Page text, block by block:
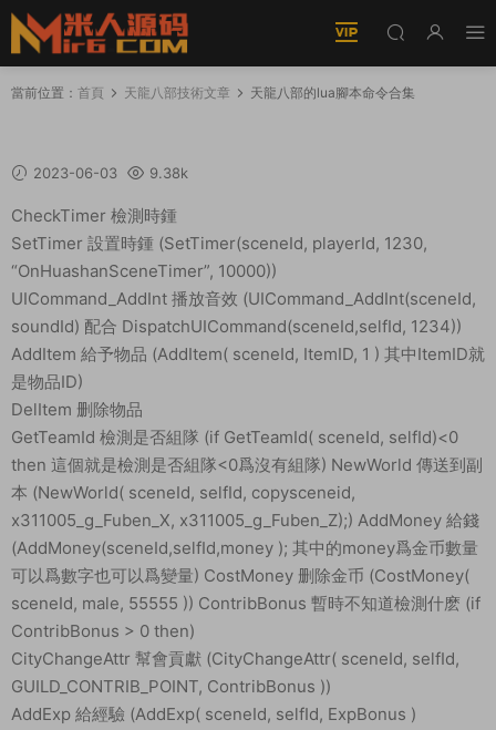
當前位置： 首頁 天龍八部技術文章 天龍八部的lua腳本命令合集
2023-06-03 9.38k
CheckTimer 檢測時鍾
SetTimer 設置時鍾 (SetTimer(sceneId, playerId, 1230,
“OnHuashanSceneTimer”, 10000))
UICommand_AddInt 播放音效 (UICommand_AddInt(sceneId,
soundId) 配合 DispatchUICommand(sceneId,selfId, 1234))
AddItem 給予物品 (AddItem( sceneId, ItemID, 1 ) 其中ItemID就
是物品ID)
DelItem 删除物品
GetTeamId 檢測是否組隊 (if GetTeamId( sceneId, selfId)<0
then 這個就是檢測是否組隊<0爲沒有組隊) NewWorld 傳送到副
本 (NewWorld( sceneId, selfId, copysceneid,
x311005_g_Fuben_X, x311005_g_Fuben_Z);) AddMoney 給錢
(AddMoney(sceneId,selfId,money ); 其中的money爲金币數量
可以爲數字也可以爲變量) CostMoney 删除金币 (CostMoney(
sceneId, male, 55555 )) ContribBonus 暫時不知道檢測什麽 (if
ContribBonus > 0 then)
CityChangeAttr 幫會貢獻 (CityChangeAttr( sceneId, selfId,
GUILD_CONTRIB_POINT, ContribBonus ))
AddExp 給經驗 (AddExp( sceneId, selfId, ExpBonus )